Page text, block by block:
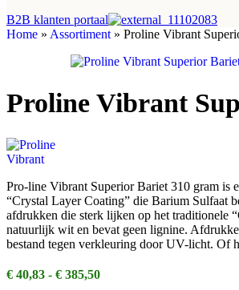
B2B klanten portaal
Home » Assortiment » Proline Vibrant
Proline Vibrant
Pro-line Vibrant Superior Bariet 310 gram is
“Crystal Layer Coating” die Barium Sulfaat
afdrukken die sterk lijken op het traditionele
natuurlijk wit en bevat geen lignine.
bestand tegen verkleuring door UV-licht. Of
€ 40,83 - € 385,50Prijsklasse: